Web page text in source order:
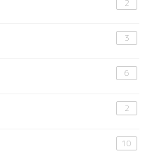
2
3
6
2
10